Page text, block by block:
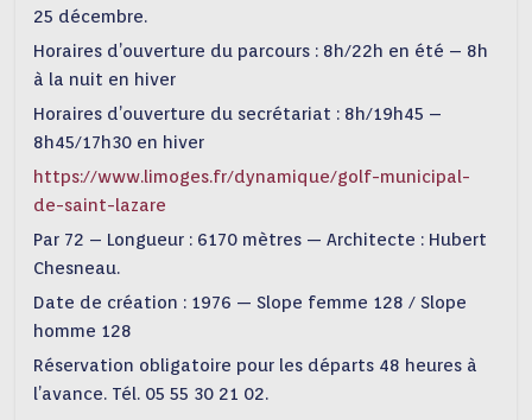
25 décembre.
Horaires d’ouverture du parcours : 8h/22h en été – 8h
à la nuit en hiver
Horaires d’ouverture du secrétariat : 8h/19h45 –
8h45/17h30 en hiver
https://www.limoges.fr/dynamique/golf-municipal-
de-saint-lazare
Par 72 – Longueur : 6170 mètres — Architecte : Hubert
Chesneau.
Date de création : 1976 — Slope femme 128 / Slope
homme 128
Réservation obligatoire pour les départs 48 heures à
l’avance. Tél. 05 55 30 21 02.